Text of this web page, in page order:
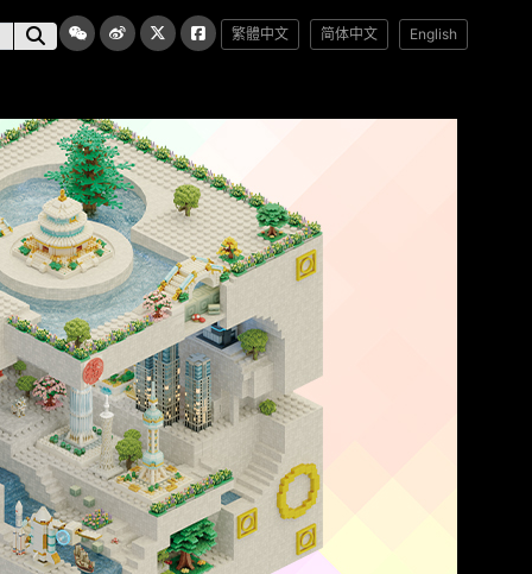
繁體中文 简体中文 English